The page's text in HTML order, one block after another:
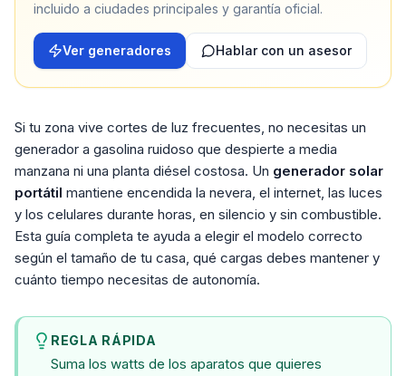
incluido a ciudades principales y garantía oficial.
Ver generadores Hablar con un asesor
Si tu zona vive cortes de luz frecuentes, no necesitas un
generador a gasolina ruidoso que despierte a media
manzana ni una planta diésel costosa. Un generador solar
portátil mantiene encendida la nevera, el internet, las luces
y los celulares durante horas, en silencio y sin combustible.
Esta guía completa te ayuda a elegir el modelo correcto
según el tamaño de tu casa, qué cargas debes mantener y
cuánto tiempo necesitas de autonomía.
REGLA RÁPIDA
Suma los watts de los aparatos que quieres